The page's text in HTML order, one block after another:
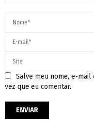
Salve meu nome, e-
vez que eu comentar.